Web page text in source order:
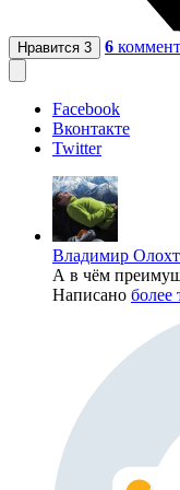
Нравится 3 6
Facebook
Вконтакте
Twitter
Владимир
А в чём
Написано более